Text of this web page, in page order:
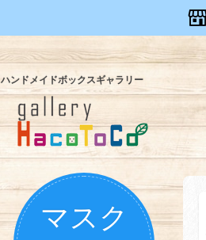
ハンドメイドボックスギャラリー
マスク